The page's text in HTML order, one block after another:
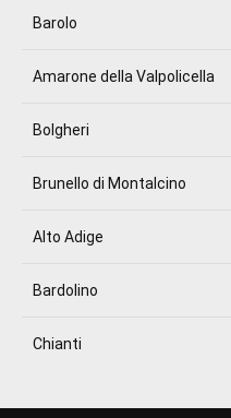
Barolo
Amarone della Valpolicella
Bolgheri
Brunello di Montalcino
Alto Adige
Bardolino
Chianti